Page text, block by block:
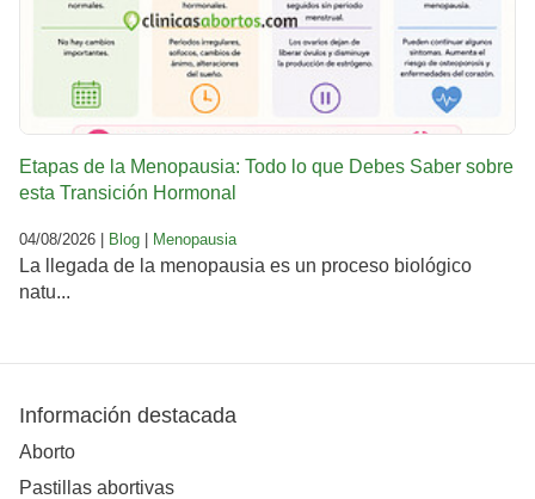
Etapas de la Menopausia: Todo lo que Debes Saber sobre
esta Transición Hormonal
04/08/2026 | Blog Menopausia
La llegada de la menopausia es un proceso biológico
natu...
Información destacada
Aborto
Pastillas abortivas